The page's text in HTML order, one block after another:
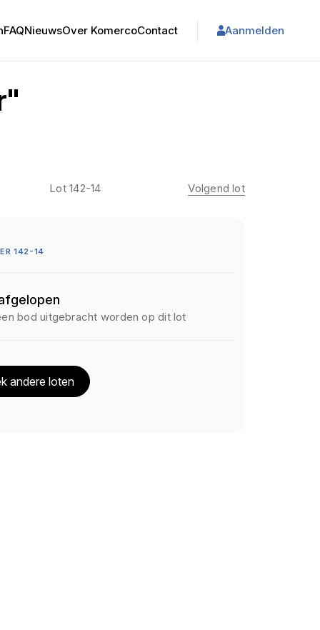
FAQNieuwsOver KomercoContact Aanmelden
Lot 142-14 Volgend lot
142-14
bod uitgebracht worden op dit lot
andere loten